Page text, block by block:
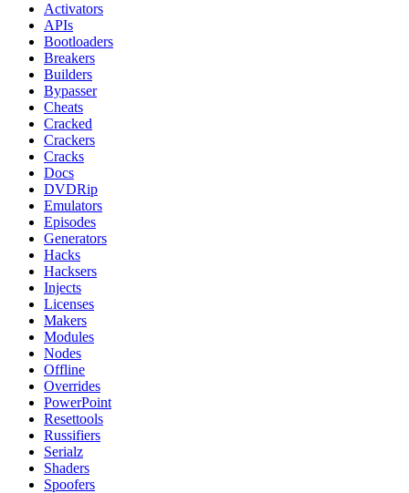
Activators
APIs
Bootloaders
Breakers
Builders
Bypasser
Cheats
Cracked
Crackers
Cracks
Docs
DVDRip
Emulators
Episodes
Generators
Hacks
Hacksers
Injects
Licenses
Makers
Modules
Nodes
Offline
Overrides
PowerPoint
Resettools
Russifiers
Serialz
Shaders
Spoofers